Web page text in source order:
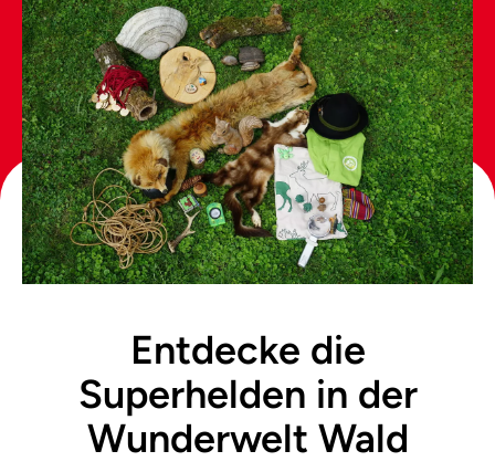
Entdecke die
Superhelden in der
Wunderwelt Wald